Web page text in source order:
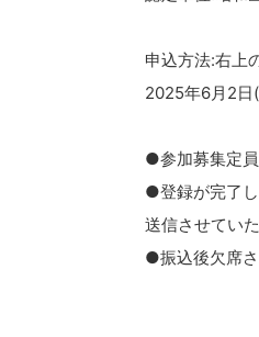
申込方法:右上
2025年6月2日
●参加募集定員
●登録が完了
送信させてい
●振込後欠席さ